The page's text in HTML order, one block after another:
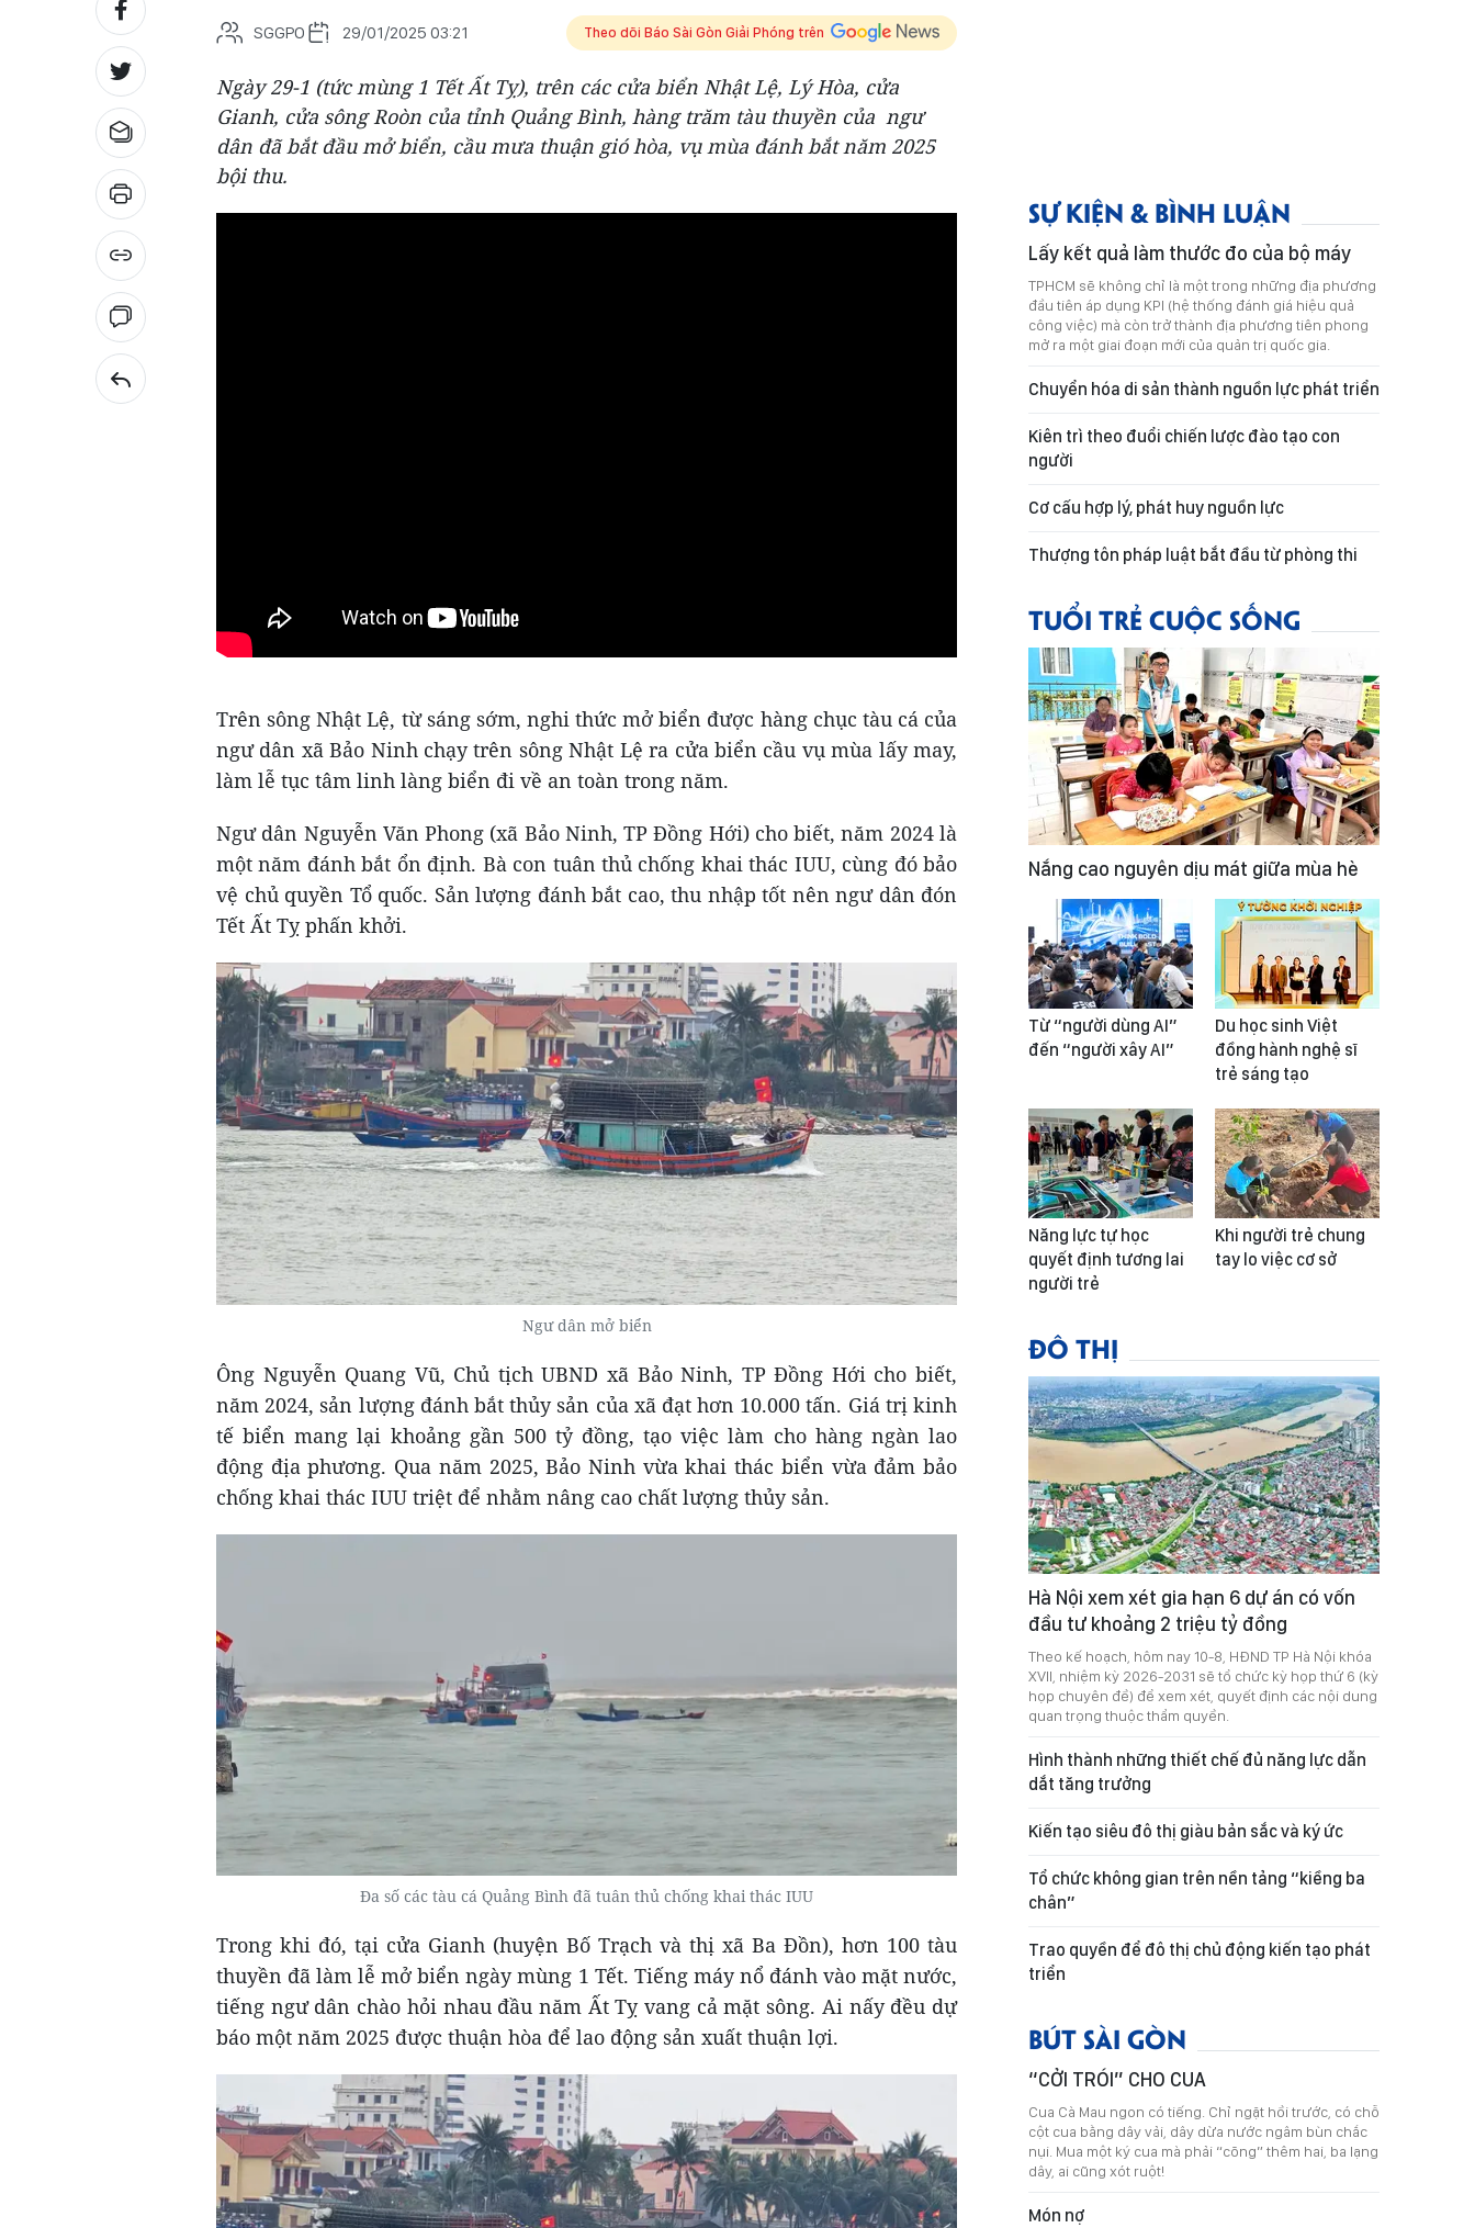
SGGPO 29/01/2025 03:21 Theo dõi Báo Sài Gòn Giải Phóng trên
Ngày 29-1 (tức mùng 1 Tết Ất Tỵ), trên các cửa biển Nhật Lệ, Lý Hòa, cửa
Gianh, cửa sông Roòn của tỉnh Quảng Bình, hàng trăm tàu thuyền của ngư
dân đã bắt đầu mở biển, cầu mưa thuận gió hòa, vụ mùa đánh bắt năm 2025
bội thu.
Trên sông Nhật Lệ, từ sáng sớm, nghi thức mở biển được hàng chục tàu cá của
ngư dân xã Bảo Ninh chạy trên sông Nhật Lệ ra cửa biển cầu vụ mùa lấy may,
làm lễ tục tâm linh làng biển đi về an toàn trong năm.
Ngư dân Nguyễn Văn Phong (xã Bảo Ninh, TP Đồng Hới) cho biết, năm 2024 là
một năm đánh bắt ổn định. Bà con tuân thủ chống khai thác IUU, cùng đó bảo
vệ chủ quyền Tổ quốc. Sản lượng đánh bắt cao, thu nhập tốt nên ngư dân đón
Tết Ất Tỵ phấn khởi.
Ngư dân mở biển
Ông Nguyễn Quang Vũ, Chủ tịch UBND xã Bảo Ninh, TP Đồng Hới cho biết,
năm 2024, sản lượng đánh bắt thủy sản của xã đạt hơn 10.000 tấn. Giá trị kinh
tế biển mang lại khoảng gần 500 tỷ đồng, tạo việc làm cho hàng ngàn lao
động địa phương. Qua năm 2025, Bảo Ninh vừa khai thác biển vừa đảm bảo
chống khai thác IUU triệt để nhằm nâng cao chất lượng thủy sản.
Đa số các tàu cá Quảng Bình đã tuân thủ chống khai thác IUU
Trong khi đó, tại cửa Gianh (huyện Bố Trạch và thị xã Ba Đồn), hơn 100 tàu
thuyền đã làm lễ mở biển ngày mùng 1 Tết. Tiếng máy nổ đánh vào mặt nước,
tiếng ngư dân chào hỏi nhau đầu năm Ất Tỵ vang cả mặt sông. Ai nấy đều dự
báo một năm 2025 được thuận hòa để lao động sản xuất thuận lợi.
SỰ KIỆN & BÌNH LUẬN
Lấy kết quả làm thước đo của bộ máy
TPHCM sẽ không chỉ là một trong những địa phương
đầu tiên áp dụng KPI (hệ thống đánh giá hiệu quả
công việc) mà còn trở thành địa phương tiên phong
mở ra một giai đoạn mới của quản trị quốc gia.
Chuyển hóa di sản thành nguồn lực phát triển
Kiên trì theo đuổi chiến lược đào tạo con
người
Cơ cấu hợp lý, phát huy nguồn lực
Thượng tôn pháp luật bắt đầu từ phòng thi
TUỔI TRẺ CUỘC SỐNG
Nắng cao nguyên dịu mát giữa mùa hè
Từ “người dùng AI”
đến “người xây AI”
Du học sinh Việt
đồng hành nghệ sĩ
trẻ sáng tạo
Năng lực tự học
quyết định tương lai
người trẻ
Khi người trẻ chung
tay lo việc cơ sở
ĐÔ THỊ
Hà Nội xem xét gia hạn 6 dự án có vốn
đầu tư khoảng 2 triệu tỷ đồng
Theo kế hoạch, hôm nay 10-8, HĐND TP Hà Nội khóa
XVII, nhiệm kỳ 2026-2031 sẽ tổ chức kỳ họp thứ 6 (kỳ
họp chuyên đề) để xem xét, quyết định các nội dung
quan trọng thuộc thẩm quyền.
Hình thành những thiết chế đủ năng lực dẫn
dắt tăng trưởng
Kiến tạo siêu đô thị giàu bản sắc và ký ức
Tổ chức không gian trên nền tảng “kiềng ba
chân”
Trao quyền để đô thị chủ động kiến tạo phát
triển
BÚT SÀI GÒN
“CỞI TRÓI” CHO CUA
Cua Cà Mau ngon có tiếng. Chỉ ngặt hồi trước, có chỗ
cột cua bằng dây vải, dây dừa nước ngâm bùn chắc
nụi. Mua một ký cua mà phải “cõng” thêm hai, ba lạng
dây, ai cũng xót ruột!
Món nợ